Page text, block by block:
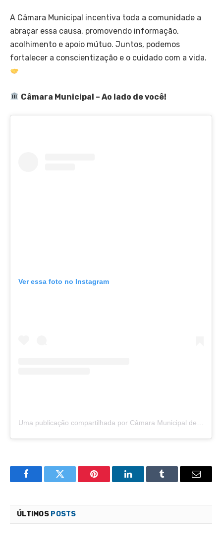
A Câmara Municipal incentiva toda a comunidade a
abraçar essa causa, promovendo informação,
acolhimento e apoio mútuo. Juntos, podemos
fortalecer a conscientização e o cuidado com a vida.
Câmara Municipal – Ao lado de você!
Ver essa foto no Instagram
Uma publicação compartilhada por Câmara Municipal de São Félix do Araguaia (@camarasaofelixdoaraguaia)
FacebookTwitter Pinterest LinkedInTumblr Email
ÚLTIMOS POSTS